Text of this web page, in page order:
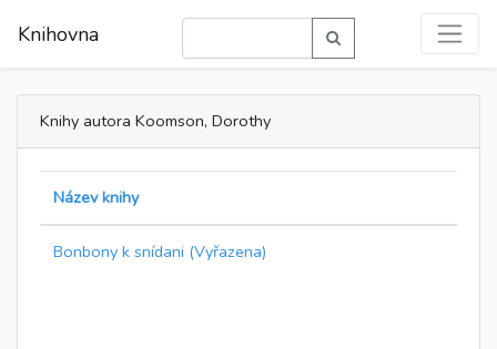
Knihovna
Knihy autora Koomson, Dorothy
Název knihy
Bonbony k snídani (Vyřazena)